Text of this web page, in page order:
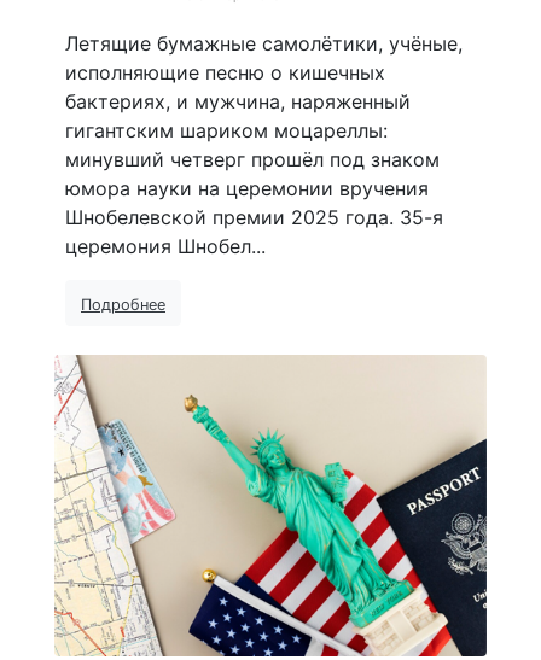
Летящие бумажные самолётики, учёные,
исполняющие песню о кишечных
бактериях, и мужчина, наряженный
гигантским шариком моцареллы:
минувший четверг прошёл под знаком
юмора науки на церемонии вручения
Шнобелевской премии 2025 года. 35-я
церемония Шнобел...
Подробнее